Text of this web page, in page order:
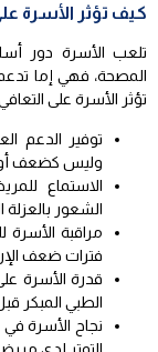
كيف تؤثر الأسرة
تلعب الأسرة دور
المصحة، فهي إما
تؤثر الأسرة على
توفير الدعم
وليس كضعف
الاستماع
الشعور بالعزلة
مراقبة الأسرة
فترات ضعف
قدرة الأسرة
الطبي المبكر
نجاح الأسرة
التوتر لدى مريض